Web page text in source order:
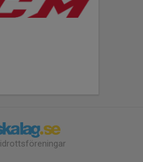
idrottsföreningar